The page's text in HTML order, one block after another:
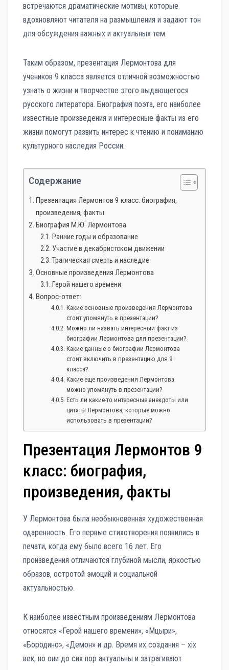
встречаются драматические мотивы, которые
вдохновляют читателя на размышления и задают тон
для обсуждения важных и актуальных тем.
Таким образом, презентация Лермонтова для
учеников 9 класса является отличной возможностью
узнать о жизни и творчестве этого выдающегося
русского литератора. Биография поэта, его наиболее
известные произведения и интересные факты из его
жизни помогут развить интерес к чтению и пониманию
культурного наследия России.
Содержание
Презентация Лермонтов 9 класс: биография,
произведения, факты
Биография М.Ю. Лермонтова
Ранние годы и образование
Участие в декабристском движении
Трагическая смерть и наследие
Основные произведения Лермонтова
Герой нашего времени
Вопрос-ответ:
Какие основные произведения Лермонтова
стоит упомянуть в презентации?
Можно ли назвать интересный факт из
биографии Лермонтова для презентации?
Какие данные о биографии Лермонтова
стоит включить в презентацию для 9
класса?
Какие еще произведения Лермонтова
можно упомянуть в презентации?
Есть ли какие-то интересные анекдоты или
цитаты Лермонтова, которые можно
использовать в презентации?
Презентация Лермонтов 9
класс: биография,
произведения, факты
У Лермонтова была необыкновенная художественная
одаренность. Его первые стихотворения появились в
печати, когда ему было всего 16 лет. Его
произведения отличаются глубиной мысли, яркостью
образов, остротой эмоций и социальной
актуальностью.
К наиболее известным произведениям Лермонтова
относятся «Герой нашего времени», «Мцыри»,
«Бородино», «Демон» и др. Время их создания – xix
век, но они до сих пор актуальны и затрагивают